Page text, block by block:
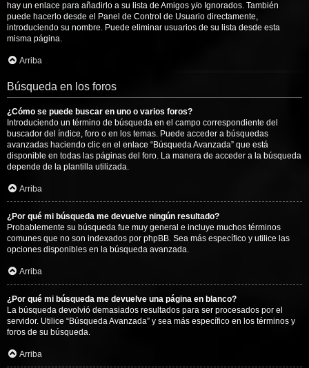
hay un enlace para añadirlo a su lista de Amigos y/o Ignorados. También
puede hacerlo desde el Panel de Control de Usuario directamente,
introduciendo su nombre. Puede eliminar usuarios de su lista desde esta
misma página.
Arriba
Búsqueda en los foros
¿Cómo se puede buscar en uno o varios foros?
Introduciendo un término de búsqueda en el campo correspondiente del
buscador del índice, foro o en los temas. Puede acceder a búsquedas
avanzadas haciendo clic en el enlace “Búsqueda Avanzada” que está
disponible en todas las páginas del foro. La manera de acceder a la búsqueda
depende de la plantilla utilizada.
Arriba
¿Por qué mi búsqueda me devuelve ningún resultado?
Probablemente su búsqueda fue muy general e incluye muchos términos
comunes que no son indexados por phpBB. Sea más específico y utilice las
opciones disponibles en la búsqueda avanzada.
Arriba
¿Por qué mi búsqueda me devuelve una página en blanco?
La búsqueda devolvió demasiados resultados para ser procesados por el
servidor. Utilice “Búsqueda Avanzada” y sea más específico en los términos y
foros de su búsqueda.
Arriba